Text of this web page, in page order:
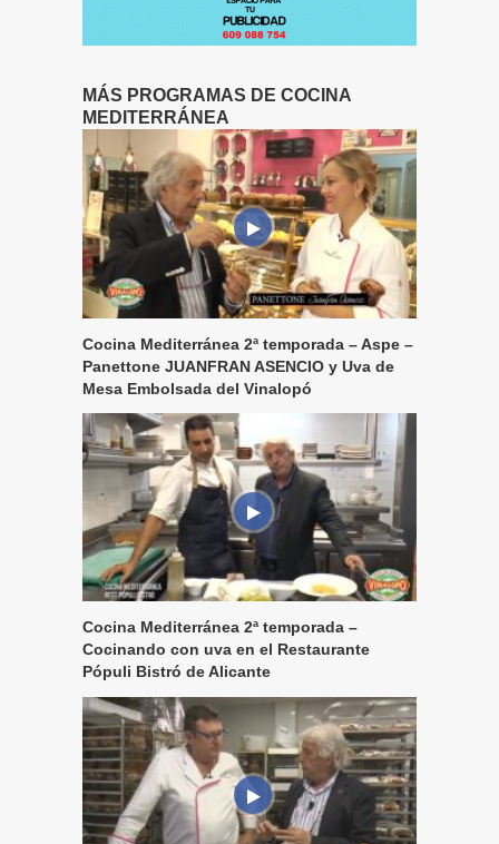
MÁS PROGRAMAS DE COCINA
MEDITERRÁNEA
Cocina Mediterránea 2ª temporada – Aspe –
Panettone JUANFRAN ASENCIO y Uva de
Mesa Embolsada del Vinalopó
Cocina Mediterránea 2ª temporada –
Cocinando con uva en el Restaurante
Pópuli Bistró de Alicante